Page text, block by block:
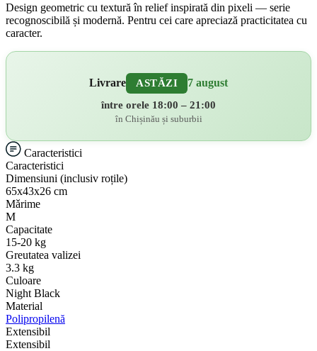
Design geometric cu textură în relief inspirată din pixeli — serie
recognoscibilă și modernă. Pentru cei care apreciază practicitatea cu
caracter.
Livrare ASTĂZI 7 august
între orele 18:00 – 21:00
în Chișinău și suburbii
Caracteristici
Caracteristici
Dimensiuni (inclusiv roțile)
65х43х26 cm
Mǎrime
M
Capacitate
15-20 kg
Greutatea valizei
3.3 kg
Culoare
Night Black
Material
Polipropilenă
Extensibil
Extensibil